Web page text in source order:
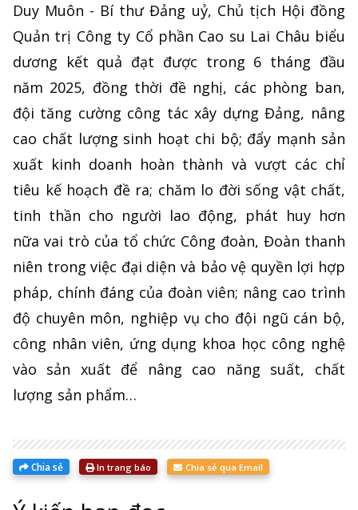
Duy Muôn - Bí thư Đảng uỷ, Chủ tịch Hội đồng
Quản trị Công ty Cổ phần Cao su Lai Châu biểu
dương kết quả đạt được trong 6 tháng đầu
năm 2025, đồng thời đề nghị, các phòng ban,
đội tăng cường công tác xây dựng Đảng, nâng
cao chất lượng sinh hoạt chi bộ; đẩy mạnh sản
xuất kinh doanh hoàn thành và vượt các chỉ
tiêu kế hoạch đề ra; chăm lo đời sống vật chất,
tinh thần cho người lao động, phát huy hơn
nữa vai trò của tổ chức Công đoàn, Đoàn thanh
niên trong việc đại diện và bảo vệ quyền lợi hợp
pháp, chính đáng của đoàn viên; nâng cao trình
độ chuyên môn, nghiệp vụ cho đội ngũ cán bộ,
công nhân viên, ứng dụng khoa học công nghệ
vào sản xuất để nâng cao năng suất, chất
lượng sản phẩm…
Chia sẻ In trang báo Chia sẻ qua Email